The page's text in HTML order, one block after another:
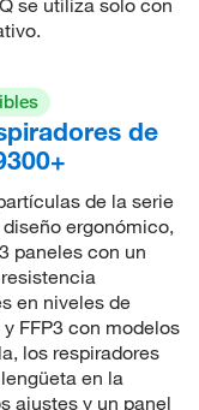
se utiliza solo con
de
de la serie
ergonómico,
paneles con un
en niveles de
FFP3 con modelos
los respiradores
en la
ajustes y un panel